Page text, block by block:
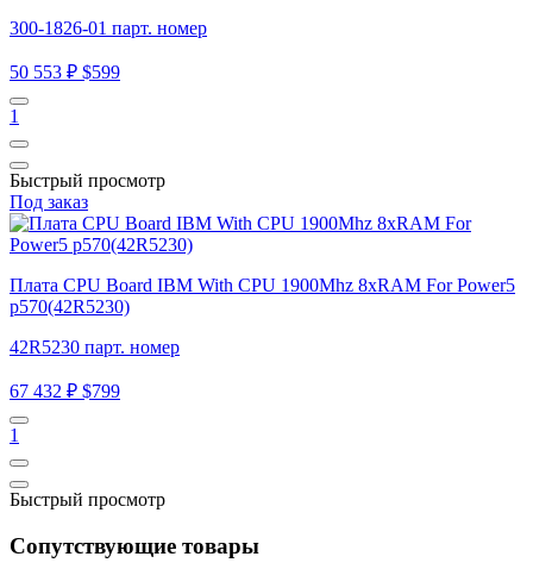
300-1826-01 парт. номер
50 553 ₽ $599
1
Быстрый просмотр
Под заказ
Плата CPU Board IBM With CPU 1900Mhz 8xRAM For Power5
p570(42R5230)
42R5230 парт. номер
67 432 ₽ $799
1
Быстрый просмотр
Сопутствующие товары